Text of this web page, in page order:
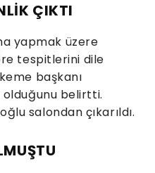
ÇIKTI
yapmak üzere
tespitlerini dile
başkanı
belirtti.
salondan çıkarıldı.